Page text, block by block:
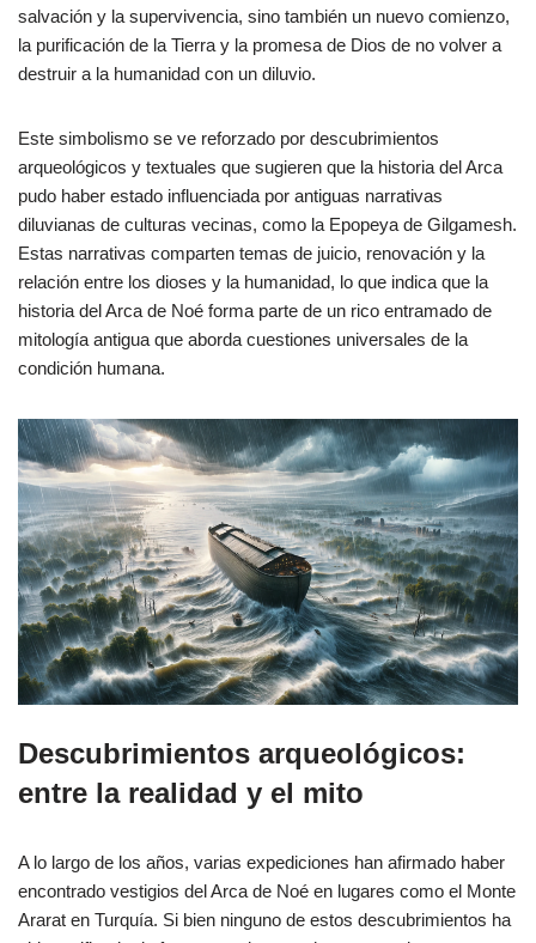
salvación y la supervivencia, sino también un nuevo comienzo,
la purificación de la Tierra y la promesa de Dios de no volver a
destruir a la humanidad con un diluvio.
Este simbolismo se ve reforzado por descubrimientos
arqueológicos y textuales que sugieren que la historia del Arca
pudo haber estado influenciada por antiguas narrativas
diluvianas de culturas vecinas, como la Epopeya de Gilgamesh.
Estas narrativas comparten temas de juicio, renovación y la
relación entre los dioses y la humanidad, lo que indica que la
historia del Arca de Noé forma parte de un rico entramado de
mitología antigua que aborda cuestiones universales de la
condición humana.
Descubrimientos arqueológicos:
entre la realidad y el mito
A lo largo de los años, varias expediciones han afirmado haber
encontrado vestigios del Arca de Noé en lugares como el Monte
Ararat en Turquía. Si bien ninguno de estos descubrimientos ha